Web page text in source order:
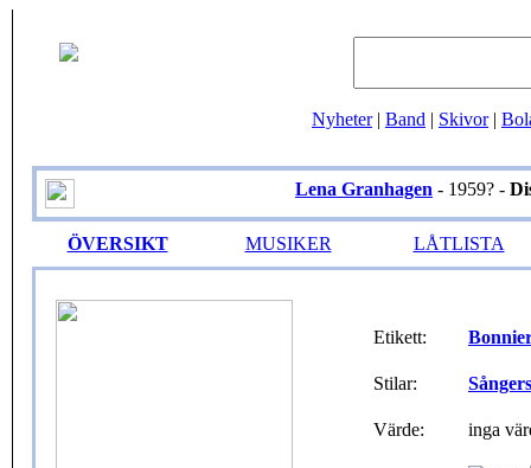
Nyheter| Band | Skivor|
Lena Granhagen - 1959? -
ÖVERSIKT MUSIKER LÅTLISTA
Etikett:
Stilar:
Värde: inga